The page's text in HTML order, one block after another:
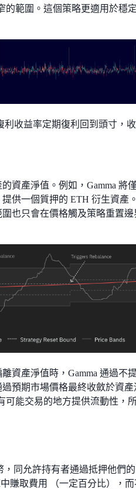
的範圍。這個策略更適用於穩
利收益率定期復利回到頭寸，
資產淨值。例如，Gamma 將
供一個質押的 ETH 衍生資產
也只會在價格觸及策略重置邊
資產淨值時，Gamma 通過不
預期市場價格最終收斂於資產
可能交易的地方提供流動性，
同允許持有者通過抵押他們的
賺取費用 （一定百分比），